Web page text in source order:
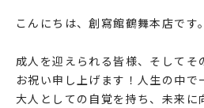
こんにちは、創寫館鶴舞本店です。
成人を迎えられる皆様、そしてそ
お祝い申し上げます！人生の中で
大人としての自覚を持ち、未来に